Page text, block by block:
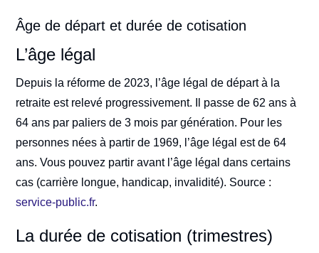
Âge de départ et durée de cotisation
L’âge légal
Depuis la réforme de 2023, l’âge légal de départ à la
retraite est relevé progressivement. Il passe de 62 ans à
64 ans par paliers de 3 mois par génération. Pour les
personnes nées à partir de 1969, l’âge légal est de 64
ans. Vous pouvez partir avant l’âge légal dans certains
cas (carrière longue, handicap, invalidité). Source :
service-public.fr.
La durée de cotisation (trimestres)